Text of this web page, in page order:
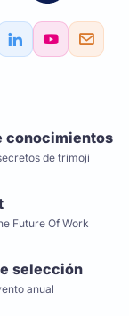
conocimientos
de trimoji
Future Of Work
selección
anual